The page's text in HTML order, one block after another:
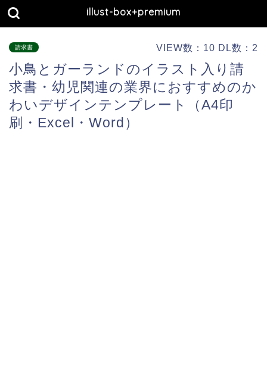
illust-box+premium
請求書 VIEW数：10 DL数：2
小鳥とガーランドのイラスト入り請
求書・幼児関連の業界におすすめのか
わいデザインテンプレート（A4印
刷・Excel・Word）